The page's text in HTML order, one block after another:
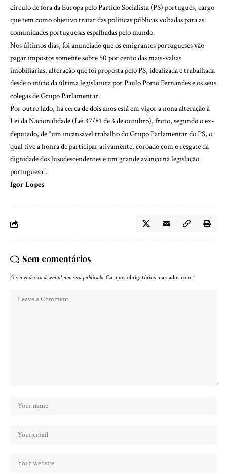
círculo de fora da Europa pelo Partido Socialista (PS) português, cargo
que tem como objetivo tratar das políticas públicas voltadas para as
comunidades portuguesas espalhadas pelo mundo.
Nos últimos dias, foi anunciado que os emigrantes portugueses vão
pagar impostos somente sobre 50 por cento das mais-valias
imobiliárias, alteração que foi proposta pelo PS, idealizada e trabalhada
desde o início da última legislatura por Paulo Porto Fernandes e os seus
colegas de Grupo Parlamentar.
Por outro lado, há cerca de dois anos está em vigor a nona alteração à
Lei da Nacionalidade (Lei 37/81 de 3 de outubro), fruto, segundo o ex-
deputado, de “um incansável trabalho do Grupo Parlamentar do PS, o
qual tive a honra de participar ativamente, coroado com o resgate da
dignidade dos lusodescendentes e um grande avanço na legislação
portuguesa”.
Ígor Lopes
Sem comentários
O seu endereço de email não será publicado. Campos obrigatórios marcados com *